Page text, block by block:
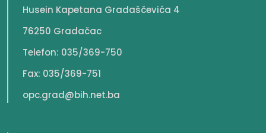
Husein Kapetana Gradaščevića 4
76250 Gradačac
Telefon: 035/369-750
Fax: 035/369-751
opc.grad@bih.net.ba